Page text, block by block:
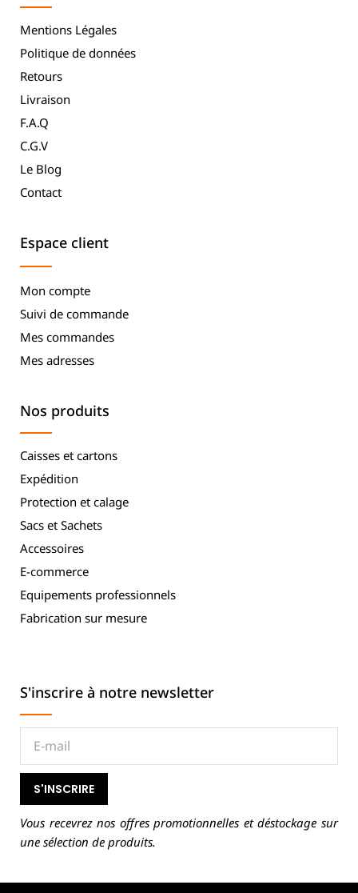
Mentions Légales
Politique de données
Retours
Livraison
F.A.Q
C.G.V
Le Blog
Contact
Espace client
Mon compte
Suivi de commande
Mes commandes
Mes adresses
Nos produits
Caisses et cartons
Expédition
Protection et calage
Sacs et Sachets
Accessoires
E-commerce
Equipements professionnels
Fabrication sur mesure
S'inscrire à notre newsletter
S'INSCRIRE
Vous recevrez nos offres promotionnelles et déstockage sur
une sélection de produits.